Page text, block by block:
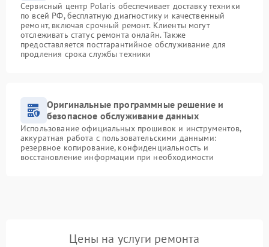
Сервисный центр Polaris обеспечивает доставку техники
по всей РФ, бесплатную диагностику и качественный
ремонт, включая срочный ремонт. Клиенты могут
отслеживать статус ремонта онлайн. Также
предоставляется постгарантийное обслуживание для
продления срока службы техники
Оригинальные программные решение и
безопасное обслуживание данных
Использование официальных прошивок и инструментов,
аккуратная работа с пользовательскими данными:
резервное копирование, конфиденциальность и
восстановление информации при необходимости
Цены на услуги ремонта